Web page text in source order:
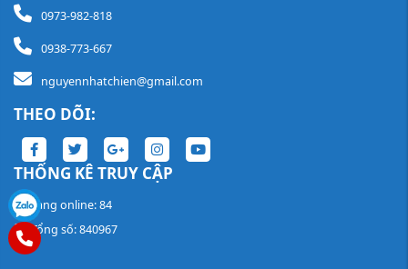
0973-982-818
0938-773-667
nguyennhatchien@gmail.com
THEO DÕI:
THỐNG KÊ TRUY CẬP
Đang online: 84
Tổng số: 840967